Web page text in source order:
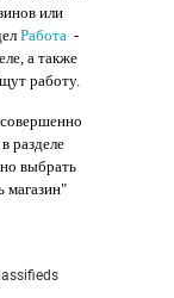
или
Работа-
а также
работу.
разделе
выбрать
магазин"